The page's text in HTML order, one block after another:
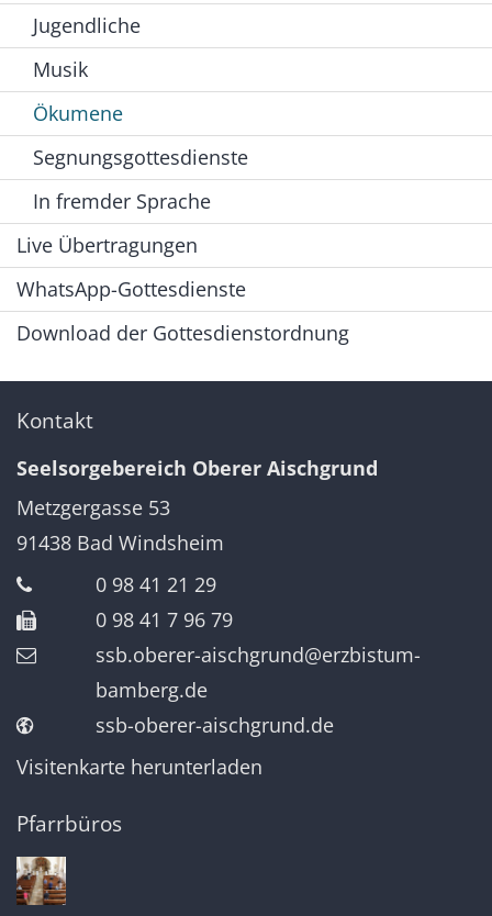
Jugendliche
Musik
Ökumene
Segnungsgottesdienste
In fremder Sprache
Live Übertragungen
WhatsApp-Gottesdienste
Download der Gottesdienstordnung
Kontakt
Seelsorgebereich Oberer Aischgrund
Metzgergasse 53
91438 Bad Windsheim
0 98 41 21 29
0 98 41 7 96 79
ssb.oberer-aischgrund@erzbistum-
bamberg.de
ssb-oberer-aischgrund.de
Visitenkarte herunterladen
Pfarrbüros